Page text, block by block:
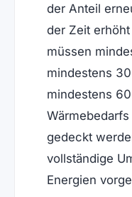
der Anteil
der Zeit
müssen
mindestens
mindestens
gedeckt
vollständige
Energien